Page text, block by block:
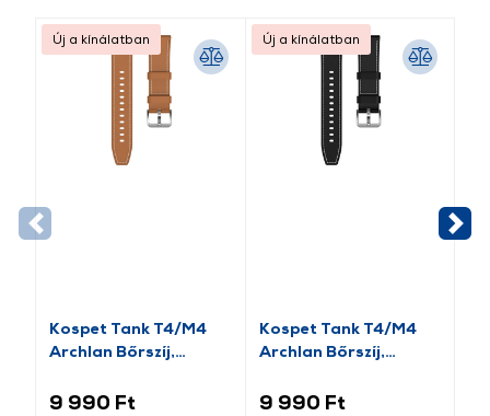
Kospet Tank T4/M4
Archlan Bőrszíj,
9 990 Ft
Új a kínálatban
Kospet Tank T4/M4
Archlan Bőrszíj,
9 990 Ft
Új a kínálatban